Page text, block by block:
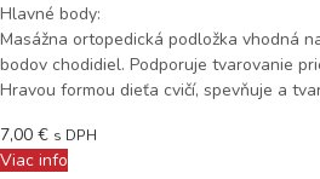
Hlavné body:
Masážna ortopedická podložka vhodná
bodov chodidiel. Podporuje tvarovanie
Hravou formou dieťa cvičí, spevňuje a
7,00 € s DPH
Viac info